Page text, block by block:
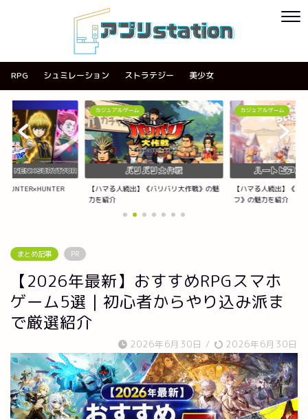
RPG シュミレーション ストラテジー 美少女
HUNTER×HUNTER
カジュアルゲーム
【ハマる人続出】《バリバリ大作戦》の魅
力を紹介
カジュアルゲーム
【ハマる人続出】《ハ
フ》の魅力を紹介
まとめ記事 PR
【2026年最新】おすすめRPGスマホ
ゲーム5選｜初心者からやり込み派ま
で厳選紹介
2026年6月30日 / 2026年6月30日